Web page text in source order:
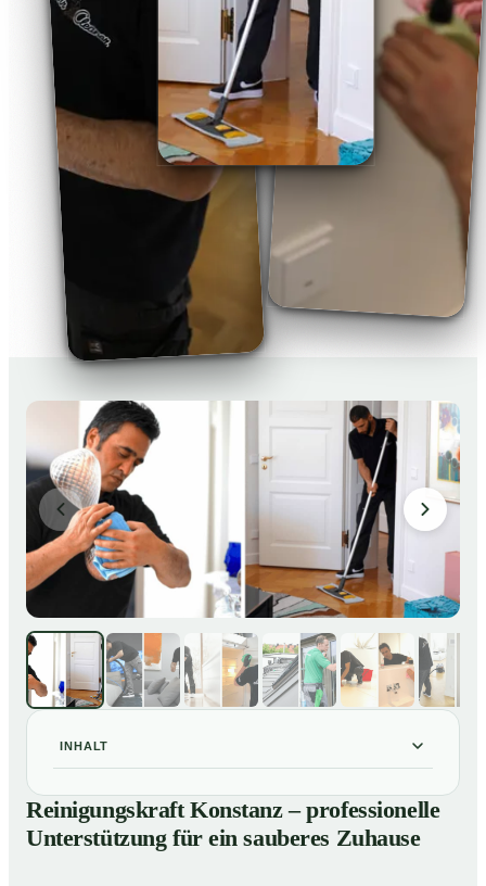
INHALT
01Reinigungskraft Konstanz – professionelle
Unterstützung für ein sauberes Zuhause
Unsere Leistungen im Überblick
Reinigungskraft Konstanz – professionelle
Unterstützung für ein sauberes Zuhause